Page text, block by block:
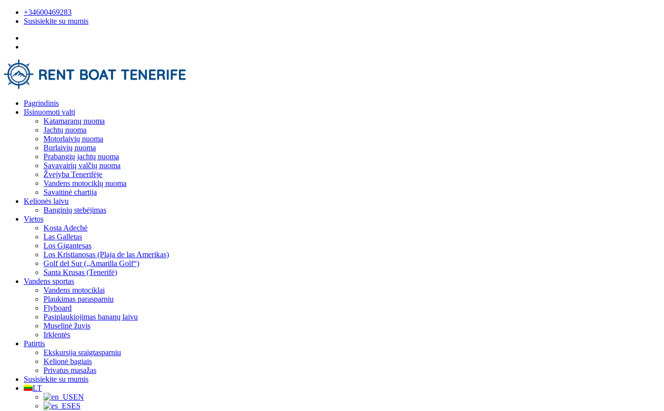
+34600469283
Susisiekite su mumis
Pagrindinis
Išsinuomoti valtį
Katamaranų nuoma
Jachtų nuoma
Motorlaivių nuoma
Burlaivių nuoma
Prabangių jachtų nuoma
Savavairių valčių nuoma
Žvejyba Tenerifėje
Vandens motociklų nuoma
Savaitinė chartija
Kelionės laivu
Banginių stebėjimas
Vietos
Kosta Adechė
Las Galletas
Los Gigantesas
Los Kristianosas (Plaja de las Amerikas)
Golf del Sur („Amarilla Golf“)
Santa Krusas (Tenerifė)
Vandens sportas
Vandens motociklai
Plaukimas parasparniu
Flyboard
Pasiplaukiojimas bananų laivu
Muselinė žuvis
Irklentės
Patirtis
Ekskursija sraigtasparniu
Kelionė bagiais
Privatus masažas
Susisiekite su mumis
LT
EN
ES